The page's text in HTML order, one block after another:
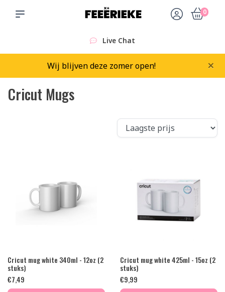
0
Live Chat
Wij blijven deze zomer open! ×
Cricut Mugs
Cricut mug white 340ml - 12oz (2
stuks)
€7,49
Cricut mug white 425ml - 15oz (2
stuks)
€9,99